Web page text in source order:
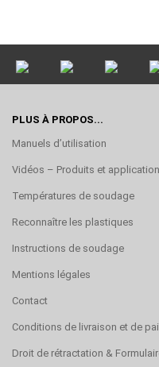
PLUS À PROPOS...
Manuels d’utilisation
Vidéos – Produits et
Températures de soudage
Reconnaître les plastiques
Instructions de soudage
Mentions légales
Contact
Conditions de livraison et de
Droit de rétractation &